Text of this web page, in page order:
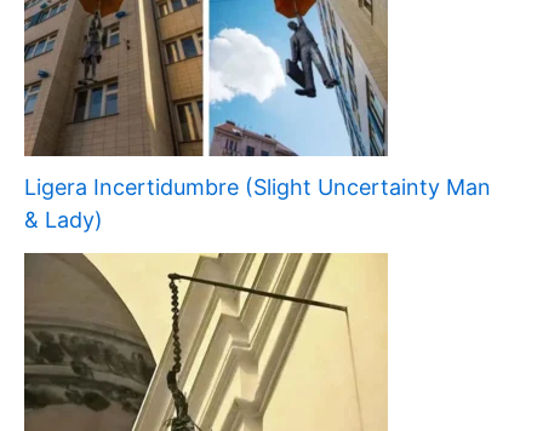
Ligera Incertidumbre (Slight Uncertainty Man
& Lady)